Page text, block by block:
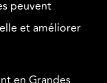
peuvent
et améliorer